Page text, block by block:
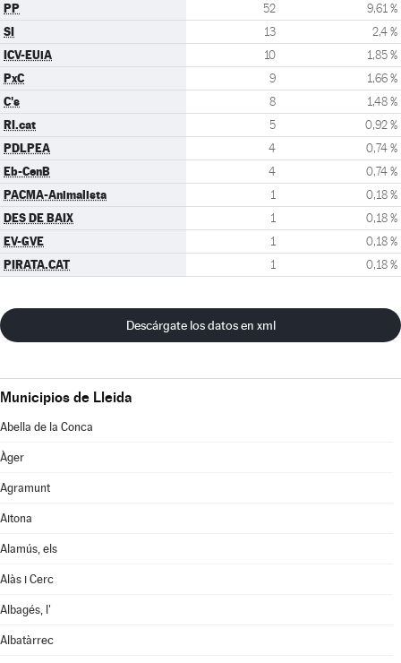
PP 52 9,61 %
SI 13 2,4 %
ICV-EUiA 10 1,85 %
PxC 9 1,66 %
C's 8 1,48 %
RI.cat 5 0,92 %
PDLPEA 4 0,74 %
Eb-CenB 4 0,74 %
PACMA-Animalista 1 0,18 %
DES DE BAIX 1 0,18 %
EV-GVE 1 0,18 %
PIRATA.CAT 1 0,18 %
Descárgate los datos en xml
Municipios de Lleida
Abella de la Conca
Àger
Agramunt
Aitona
Alamús, els
Alàs i Cerc
Albagés, l'
Albatàrrec